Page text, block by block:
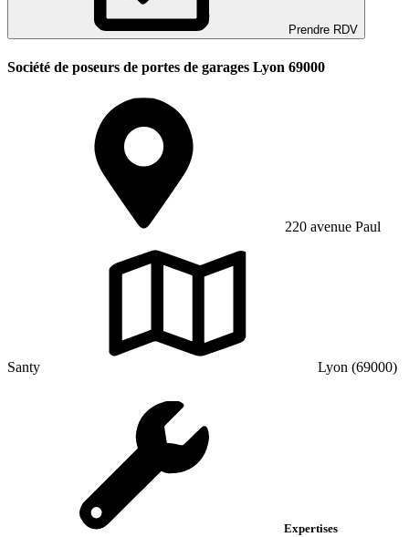
Prendre RDV
Société de poseurs de portes de garages Lyon 69000
220 avenue Paul
Santy Lyon (69000)
Expertises